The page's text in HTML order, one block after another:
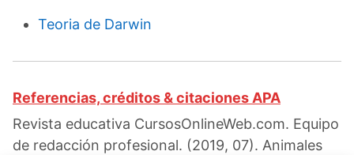
Teoria de Darwin
Referencias, créditos & citaciones APA
Revista educativa CursosOnlineWeb.com. Equipo
de redacción profesional. (2019, 07). Animales